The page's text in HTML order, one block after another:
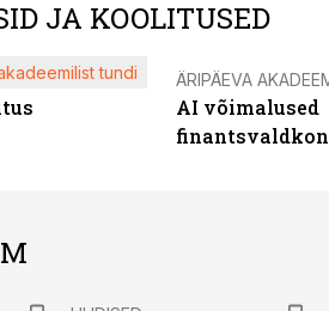
JA KOOLITUSED
tundi ÄRIPÄEVA
AI võimalused